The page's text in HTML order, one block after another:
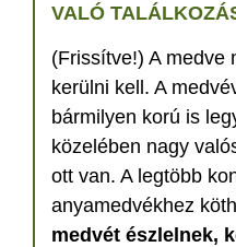
VALÓ
(Frissítve!) A medve
kerülni kell. A
bármilyen korú is
közelében nagy
ott van. A legtöbb
anyamedvékhez
medvét észlelnek,